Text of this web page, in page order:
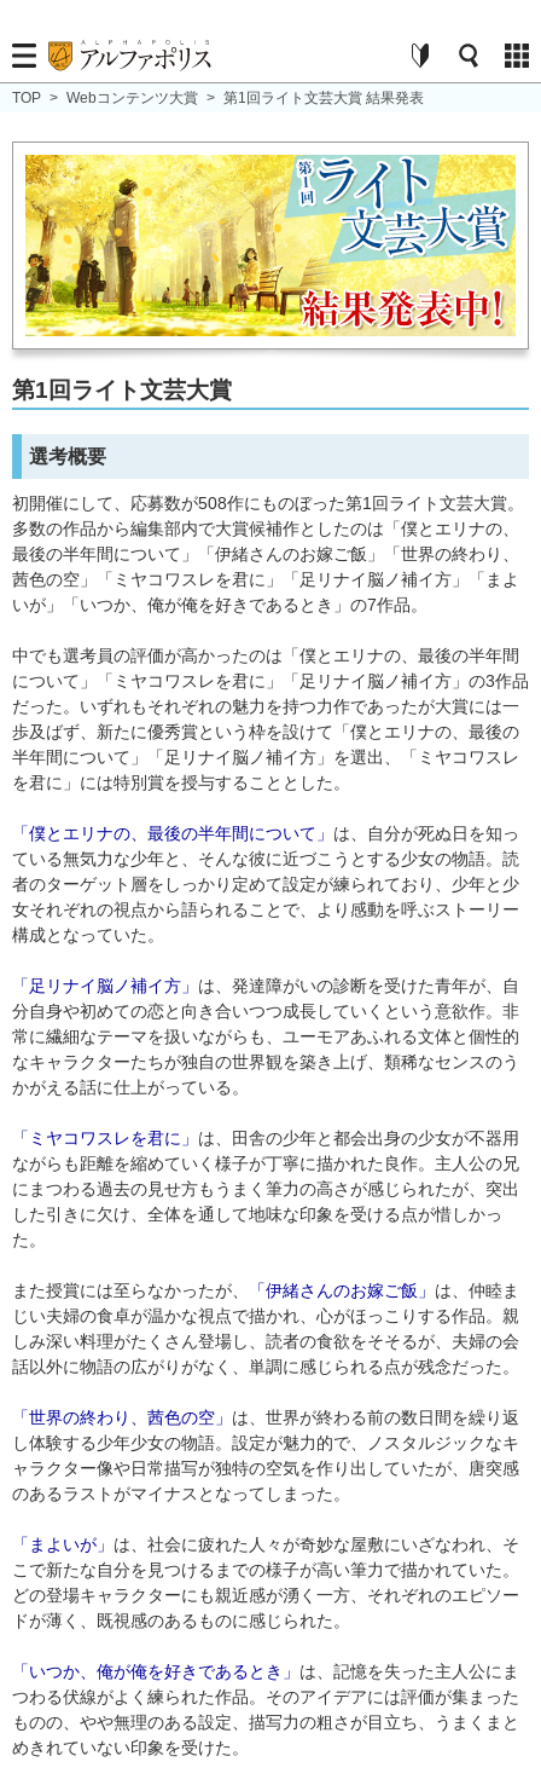
TOP > Webコンテンツ大賞 > 第1回ライト文芸大賞 結果発表
第1回ライト文芸大賞
選考概要
初開催にして、応募数が508作にものぼった第1回ライト文芸大賞。
多数の作品から編集部内で大賞候補作としたのは「僕とエリナの、
最後の半年間について」「伊緒さんのお嫁ご飯」「世界の終わり、
茜色の空」「ミヤコワスレを君に」「足リナイ脳ノ補イ方」「まよ
いが」「いつか、俺が俺を好きであるとき」の7作品。
中でも選考員の評価が高かったのは「僕とエリナの、最後の半年間
について」「ミヤコワスレを君に」「足リナイ脳ノ補イ方」の3作品
だった。いずれもそれぞれの魅力を持つ力作であったが大賞には一
歩及ばず、新たに優秀賞という枠を設けて「僕とエリナの、最後の
半年間について」「足リナイ脳ノ補イ方」を選出、「ミヤコワスレ
を君に」には特別賞を授与することとした。
「僕とエリナの、最後の半年間について」 は、自分が死ぬ日を知っ
ている無気力な少年と、そんな彼に近づこうとする少女の物語。読
者のターゲット層をしっかり定めて設定が練られており、少年と少
女それぞれの視点から語られることで、より感動を呼ぶストーリー
構成となっていた。
「足リナイ脳ノ補イ方」 は、発達障がいの診断を受けた青年が、自
分自身や初めての恋と向き合いつつ成長していくという意欲作。非
常に繊細なテーマを扱いながらも、ユーモアあふれる文体と個性的
なキャラクターたちが独自の世界観を築き上げ、類稀なセンスのう
かがえる話に仕上がっている。
「ミヤコワスレを君に」 は、田舎の少年と都会出身の少女が不器用
ながらも距離を縮めていく様子が丁寧に描かれた良作。主人公の兄
にまつわる過去の見せ方もうまく筆力の高さが感じられたが、突出
した引きに欠け、全体を通して地味な印象を受ける点が惜しかっ
た。
また授賞には至らなかったが、 「伊緒さんのお嫁ご飯」 は、仲睦ま
じい夫婦の食卓が温かな視点で描かれ、心がほっこりする作品。親
しみ深い料理がたくさん登場し、読者の食欲をそそるが、夫婦の会
話以外に物語の広がりがなく、単調に感じられる点が残念だった。
「世界の終わり、茜色の空」 は、世界が終わる前の数日間を繰り返
し体験する少年少女の物語。設定が魅力的で、ノスタルジックなキ
ャラクター像や日常描写が独特の空気を作り出していたが、唐突感
のあるラストがマイナスとなってしまった。
「まよいが」 は、社会に疲れた人々が奇妙な屋敷にいざなわれ、そ
こで新たな自分を見つけるまでの様子が高い筆力で描かれていた。
どの登場キャラクターにも親近感が湧く一方、それぞれのエピソー
ドが薄く、既視感のあるものに感じられた。
「いつか、俺が俺を好きであるとき」 は、記憶を失った主人公にま
つわる伏線がよく練られた作品。そのアイデアには評価が集まった
ものの、やや無理のある設定、描写力の粗さが目立ち、うまくまと
めきれていない印象を受けた。